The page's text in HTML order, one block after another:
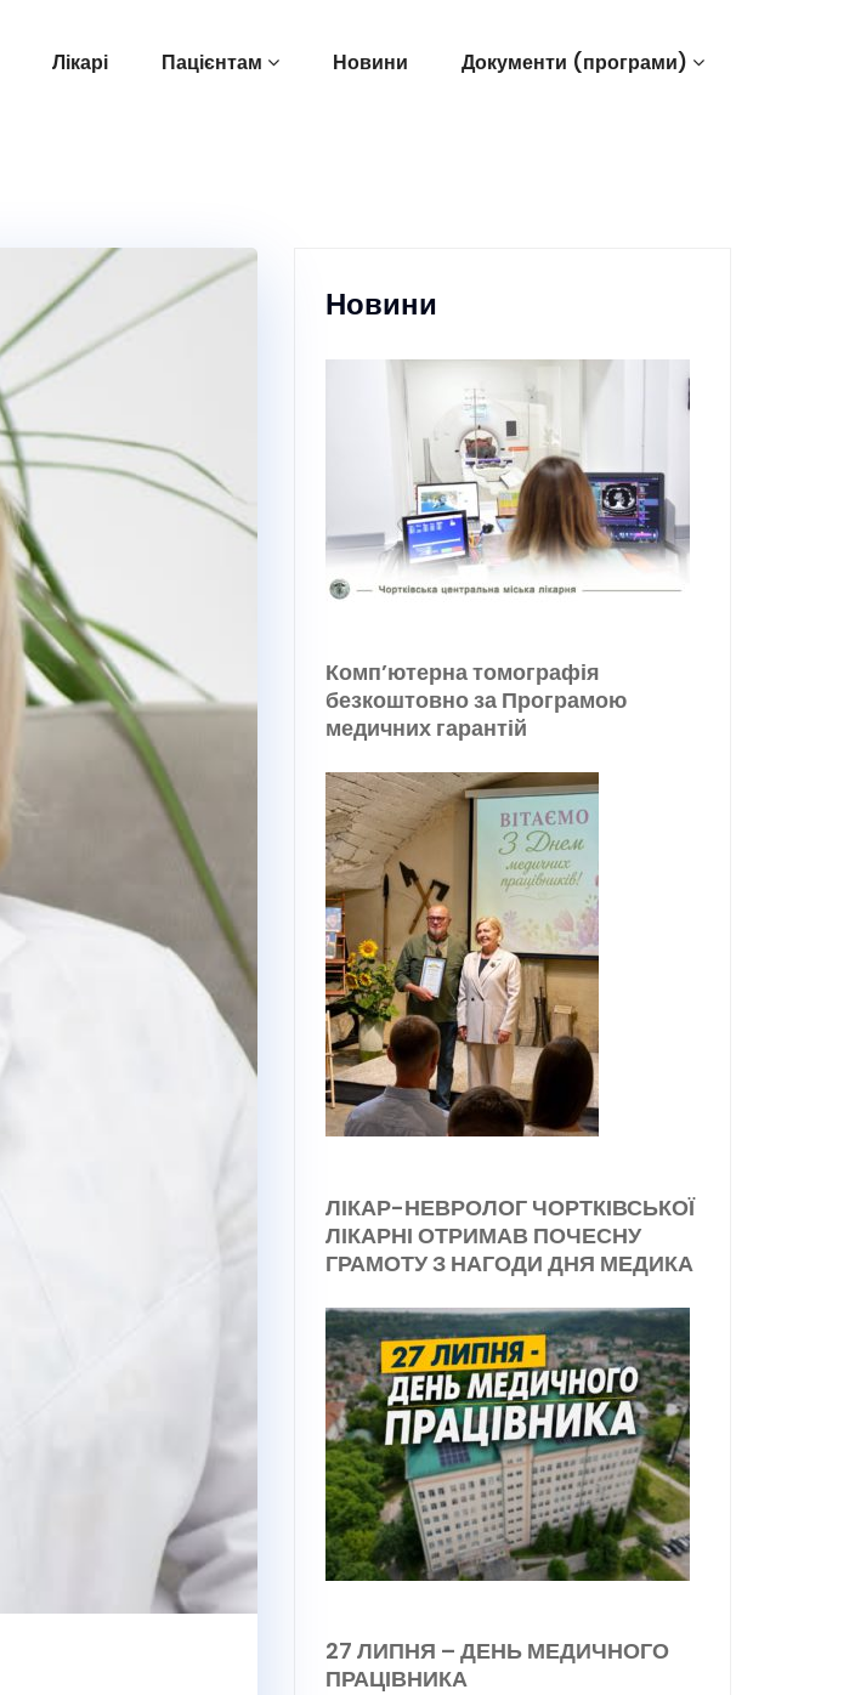
Лікарі Пацієнтам Новини Документи (програми)
Новини
Комп’ютерна томографія
безкоштовно за Програмою
медичних гарантій
ЛІКАР-НЕВРОЛОГ ЧОРТКІВСЬКОЇ
ЛІКАРНІ ОТРИМАВ ПОЧЕСНУ
ГРАМОТУ З НАГОДИ ДНЯ МЕДИКА
27 ЛИПНЯ – ДЕНЬ МЕДИЧНОГО
ПРАЦІВНИКА